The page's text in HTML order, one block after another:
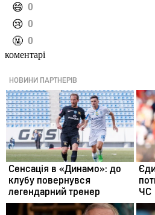
️😄 0
️😢 0
️🤬 0
коментарі